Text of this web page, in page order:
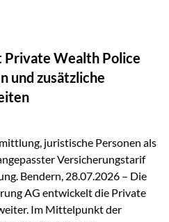
Abläufe und
die persönliche
die individuelle Betreuung
Technologie kann
jedoch weiterhin im
Vienna-Life reagieren…
Wealth Police
und zusätzliche
juristische Personen als
Versicherungstarif
Bendern, 28.07.2026 – Die
AG entwickelt die Private
Im Mittelpunkt der